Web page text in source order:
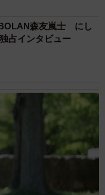
うのは当社として
様の見解です）。
めしています。
森友嵐士 にし
占インタビュー